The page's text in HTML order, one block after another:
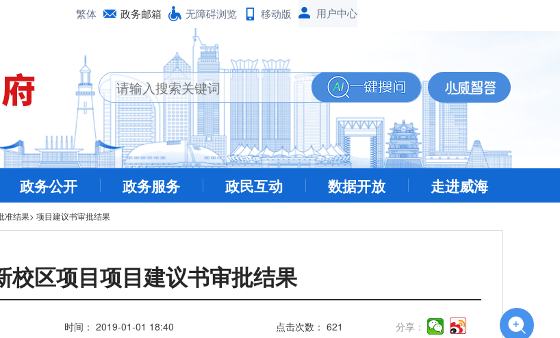
繁体 政务邮箱 无障碍浏览 移动版
政务公开 政务服务 政民互动 数据开放 走进威海
准结果> 项目建议书审批结果
校区项目项目建议书审批结果
时间： 2019-01-01 18:40 点击次数：621 分享：